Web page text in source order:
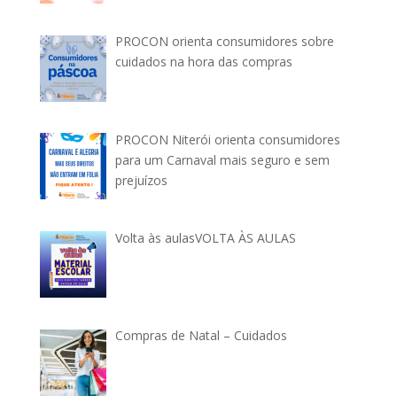
PROCON orienta consumidores sobre
cuidados na hora das compras
PROCON Niterói orienta consumidores
para um Carnaval mais seguro e sem
prejuízos
Volta às aulasVOLTA ÀS AULAS
Compras de Natal – Cuidados